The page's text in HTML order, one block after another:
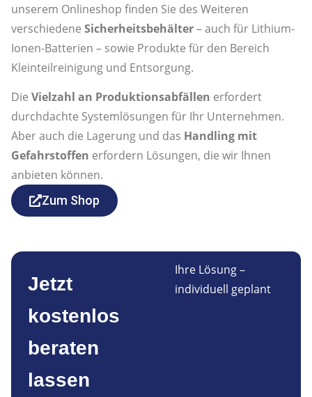
unserem Onlineshop finden Sie des Weiteren
verschiedene Sicherheitsbehälter– auch für Lithium-
Ionen-Batterien – sowie Produkte für den Bereich
Kleinteilreinigung und Entsorgung.
Die Vielzahl an Produktionsabfällen erfordert
durchdachte Systemlösungen für Ihr Unternehmen.
Aber auch die Lagerung und das Handling mit
Gefahrstoffen erfordern Lösungen, die wir Ihnen
anbieten können.
Zum Shop
Jetzt
kostenlos
beraten
lassen
Ihre Lösung –
individuell geplant